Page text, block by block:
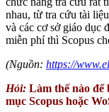
nhau, từ tra cứu tài
và các cơ sở giáo dục
miễn phí thì Scopus
(Nguồn: https://
Hỏi: Làm thế nào để
mục Scopus hoặc